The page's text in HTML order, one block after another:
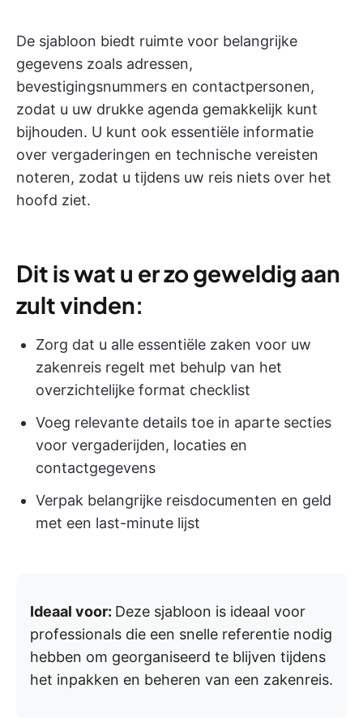
De sjabloon biedt ruimte voor belangrijke
gegevens zoals adressen,
bevestigingsnummers en contactpersonen,
zodat u uw drukke agenda gemakkelijk kunt
bijhouden. U kunt ook essentiële informatie
over vergaderingen en technische vereisten
noteren, zodat u tijdens uw reis niets over het
hoofd ziet.
Dit is wat u er zo geweldig aan
zult vinden:
Zorg dat u alle essentiële zaken voor uw
zakenreis regelt met behulp van het
overzichtelijke format checklist
Voeg relevante details toe in aparte secties
voor vergaderijden, locaties en
contactgegevens
Verpak belangrijke reisdocumenten en geld
met een last-minute lijst
Ideaal voor: Deze sjabloon is ideaal voor
professionals die een snelle referentie nodig
hebben om georganiseerd te blijven tijdens
het inpakken en beheren van een zakenreis.